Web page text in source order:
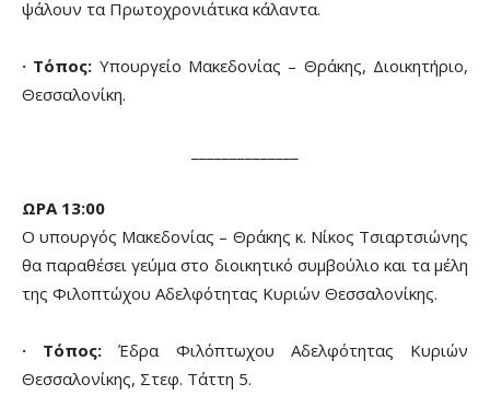
ψάλουν τα Πρωτοχρονιάτικα κάλαντα.
· Τόπος: Υπουργείο Μακεδονίας – Θράκης, Διοικητήριο,
Θεσσαλονίκη.
ΩΡΑ 13:00
Ο υπουργός Μακεδονίας – Θράκης κ. Νίκος Τσιαρτσιώνης
θα παραθέσει γεύμα στο διοικητικό συμβούλιο και τα μέλη
της Φιλοπτώχου Αδελφότητας Κυριών Θεσσαλονίκης.
· Τόπος: Έδρα Φιλόπτωχου Αδελφότητας Κυριών
Θεσσαλονίκης, Στεφ. Τάττη 5.